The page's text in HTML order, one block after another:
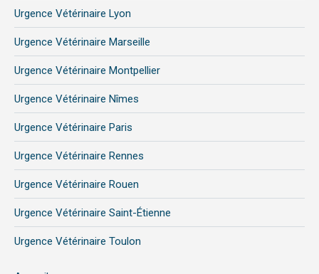
Urgence Vétérinaire Lyon
Urgence Vétérinaire Marseille
Urgence Vétérinaire Montpellier
Urgence Vétérinaire Nîmes
Urgence Vétérinaire Paris
Urgence Vétérinaire Rennes
Urgence Vétérinaire Rouen
Urgence Vétérinaire Saint-Étienne
Urgence Vétérinaire Toulon